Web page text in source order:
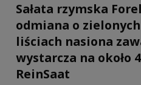
Sałata rzymska
odmiana o
liściach nasiona
wystarcza na około
ReinSaat